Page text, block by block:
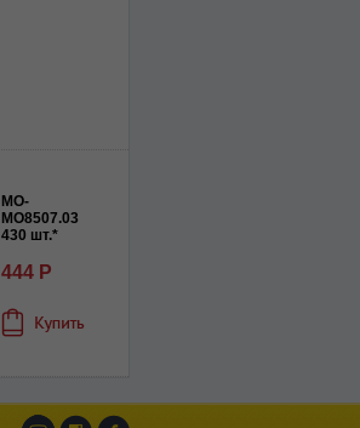
MO-
MO8507.03
430 шт.*
444 Р